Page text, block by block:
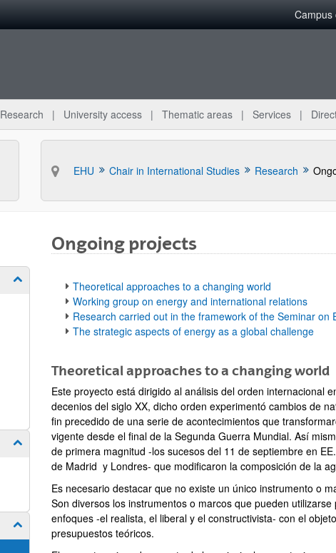
Campus
Research University access Thematic areas Services
EHU Chair in International Studies Research
Show/hide subpages
Show/hide subpages
Show/hide subpages
Ongoing projects
Theoretical approaches to a changing world
Working group on energy and international relations
Research carried out in the framework of the Seminar on
The strategic aspects of energy as a global challenge
Theoretical approaches to a changing world
Este proyecto está dirigido al análisis del orden internacional
decenios del siglo XX, dicho orden experimentó cambios de
fin precedido de una serie de acontecimientos que
vigente desde el final de la Segunda Guerra Mundial. Así
de primera magnitud -los sucesos del 11 de septiembre en
de Madrid y Londres- que modificaron la composición de la
Es necesario destacar que no existe un único instrumento o
Son diversos los instrumentos o marcos que pueden
enfoques -el realista, el liberal y el constructivista- con el
presupuestos teóricos.